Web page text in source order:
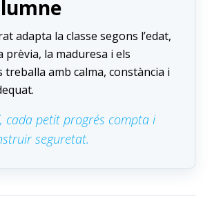
adapta la classe segons l’edat,
prèvia, la maduresa i els
treballa amb calma, constància i
cada petit progrés compta i
seguretat.